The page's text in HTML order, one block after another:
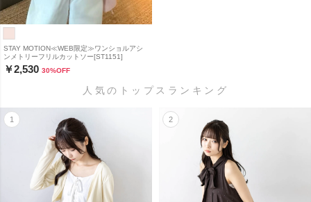
STAY MOTION≪WEB限定≫ワンショルアシ
ンメトリーフリルカットソー[ST1151]
￥2,530 30%OFF
人気のトップスランキング